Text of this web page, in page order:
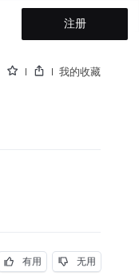
注册
我的收藏
有用 无用